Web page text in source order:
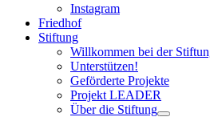
Instagram
Friedhof
Stiftung
Willkommen bei der
Unterstützen!
Geförderte Projekte
Projekt LEADER
Über die Stiftung